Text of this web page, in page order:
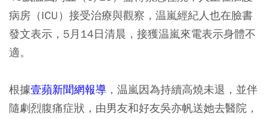
病房（ICU）接受治療與觀察，温嵐經紀人也在臉書
發文表示，5月14日清晨，接獲温嵐來電表示身體不
適。
根據壹蘋新聞網報導 ，温嵐因為持續高燒未退，並伴
隨劇烈腹痛症狀，由男友和好友吳亦帆送她去醫院，